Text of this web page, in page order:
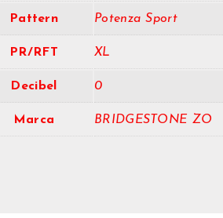
Pattern Potenza Sport
PR/RFT XL
Decibel 0
Marca BRIDGESTONE ZO